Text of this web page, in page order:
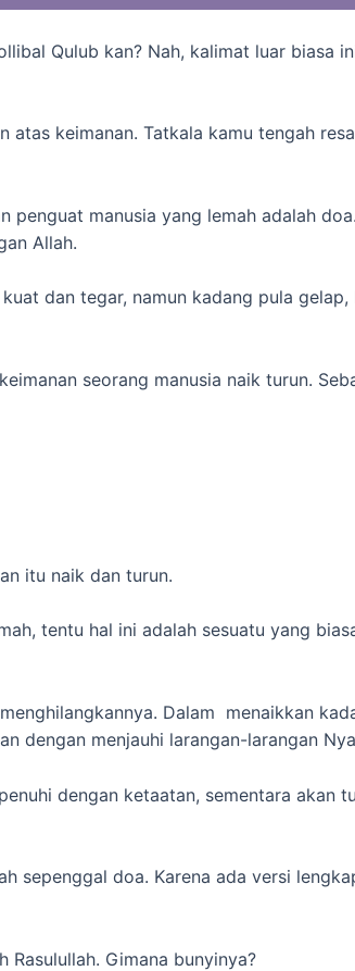
Qulub kan? Nah, kalimat luar biasa
atas keimanan. Tatkala kamu tengah
penguat manusia yang lemah adalah
Allah.
dan tegar, namun kadang pula
seorang manusia naik turun.
itu naik dan turun.
tentu hal ini adalah sesuatu yang
Dalam menaikkan
dengan menjauhi larangan-larangan
dengan ketaatan, sementara akan
sepenggal doa. Karena ada versi
Gimana bunyinya?